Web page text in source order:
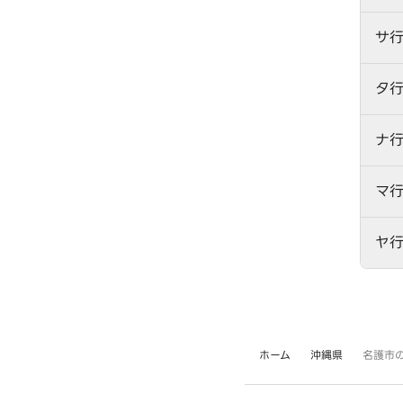
サ行
タ行
ナ行
マ行
ヤ行
ホーム 沖縄県 名護市